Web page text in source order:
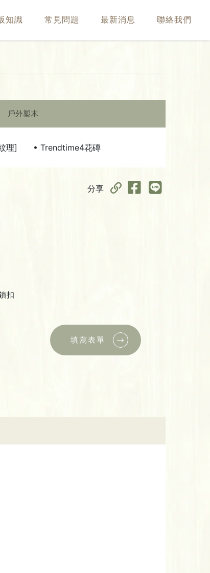
知識 常見問題 最新消息 聯絡我們
戶外塑木
理] • Trendtime4花磚
分享
扣
填寫表單